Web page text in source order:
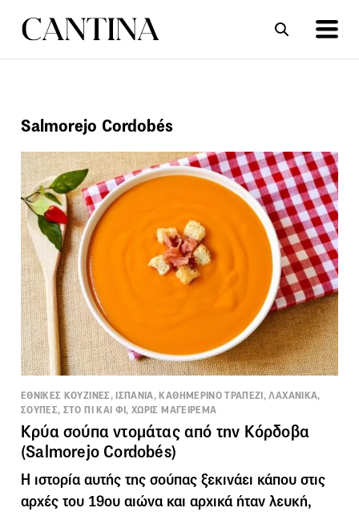
ΣΥΝΤΑΓΕΣ
Salmorejo Cordobés
ΕΘΝΙΚΕΣ ΚΟΥΖΙΝΕΣ, ΙΣΠΑΝΙΑ, ΚΑΘΗΜΕΡΙΝΟ ΤΡΑΠΕΖΙ, ΛΑΧΑΝΙΚΑ,
ΣΟΥΠΕΣ, ΣΤΟ ΠΙ ΚΑΙ ΦΙ, ΧΩΡΙΣ ΜΑΓΕΙΡΕΜΑ
Κρύα σούπα ντομάτας από την Κόρδοβα
(Salmorejo Cordobés)
Η ιστορία αυτής της σούπας ξεκινάει κάπου στις
αρχές του 19ου αιώνα και αρχικά ήταν λευκή,